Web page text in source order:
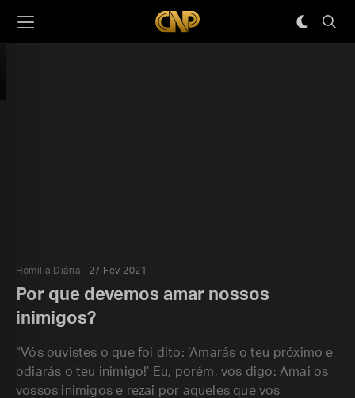
Homilia Diária 27 Fev 2021
Por que devemos amar nossos
inimigos?
“Vós ouvistes o que foi dito: ‘Amarás o teu próximo e
odiarás o teu inimigo!’ Eu, porém, vos digo: Amai os
vossos inimigos e rezai por aqueles que vos